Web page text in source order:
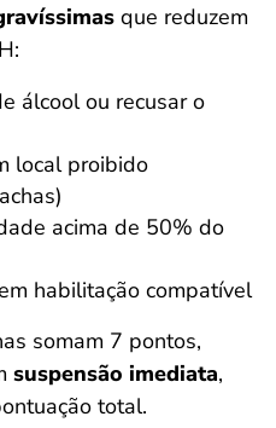
que reduzem
álcool ou recusar o
local proibido
acima de 50% do
habilitação compatível
somam 7 pontos,
suspensão imediata,
total.